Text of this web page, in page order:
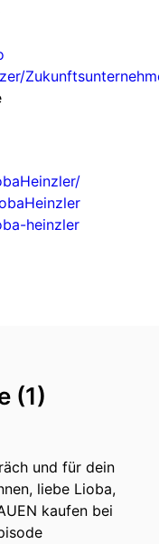
heinzler
(1)
und für dein
liebe Lioba,
kaufen bei